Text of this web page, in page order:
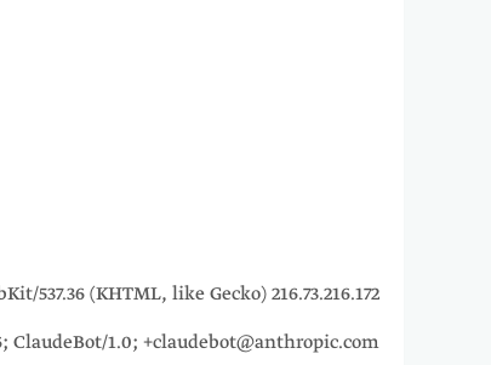
537.36 (KHTML, like Gecko)
ClaudeBot/1.0; +claudebot@anthropic.com)